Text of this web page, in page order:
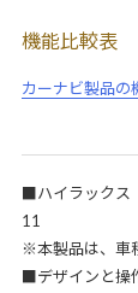
機能比較表
カーナビ製品の
■ハイラックス
11
※本製品は、車
■デザインと操